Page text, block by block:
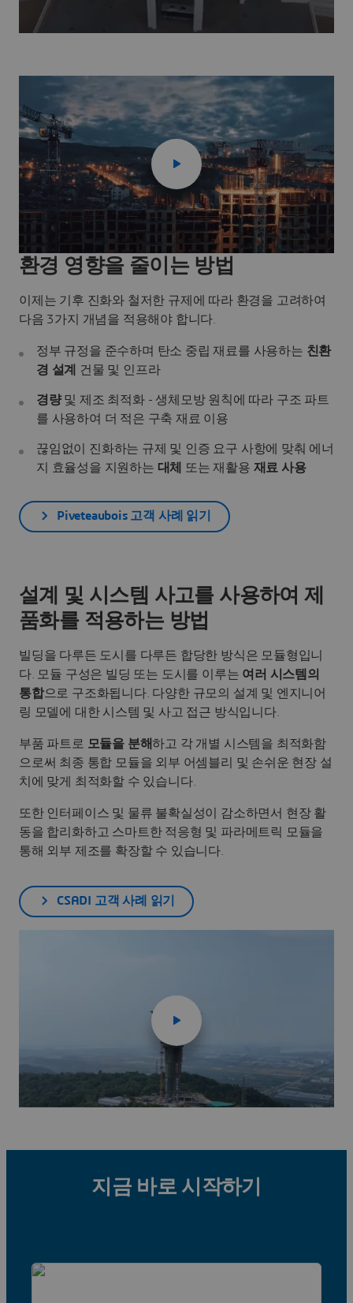
환경 영향을 줄이는 방법
이제는 기후 진화와 철저한 규제에 따라 환경을 고려하여
다음 3가지 개념을 적용해야 합니다.
정부 규정을 준수하며 탄소 중립 재료를 사용하는 친환
경 설계
건물 및 인프라
경량및 제조 최적화 - 생체모방 원칙에 따라 구조 파트
를 사용하여 더 적은 구축 재료 이용
끊임없이 진화하는 규제 및 인증 요구 사항에 맞춰 에너
지 효율성을 지원하는 대체 또는 재활용 재료 사용
Piveteaubois 고객 사례 읽기
설계 및 시스템 사고를 사용하여 제
품화를 적용하는 방법
빌딩을 다루든 도시를 다루든 합당한 방식은 모듈형입니
다. 모듈 구성은 빌딩 또는 도시를 이루는 여러 시스템의
통합으로 구조화됩니다. 다양한 규모의 설계 및 엔지니어
링 모델에 대한 시스템 및 사고 접근 방식입니다.
부품 파트로 모듈을 분해하고 각 개별 시스템을 최적화함
으로써 최종 통합 모듈을 외부 어셈블리 및 손쉬운 현장 설
치에 맞게 최적화할 수 있습니다.
또한 인터페이스 및 물류 불확실성이 감소하면서 현장 활
동을 합리화하고 스마트한 적응형 및 파라메트릭 모듈을
통해 외부 제조를 확장할 수 있습니다.
CSADI 고객 사례 읽기
지금 바로 시작하기